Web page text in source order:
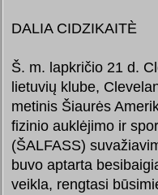
DALIA CIDZIKAITÈ
Š. m. lapkričio 21 d.
lietuvių klube,
metinis Šiaurės
fizinio auklėjimo ir
(ŠALFASS)
buvo aptarta
veikla, rengtasi